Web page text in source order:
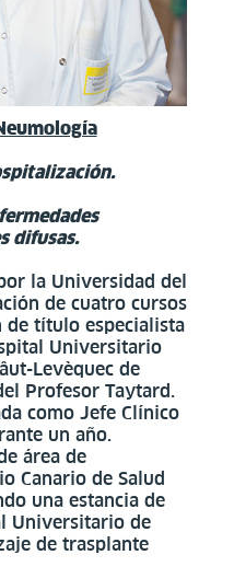
difusas.
la Universidad del
de cuatro cursos
de título especialista
Universitario
Levèquec de
Profesor Taytard.
como Jefe Clínico
un año.
área de
Canario de Salud
una estancia de
Universitario de
de trasplante